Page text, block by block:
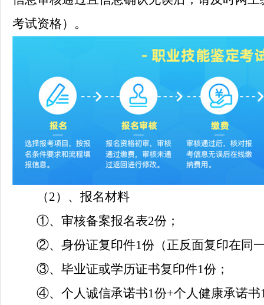
考试资格）。
（2）、报名材料
①、审核备案报名表2份；
②、身份证复印件1份（正反面复印在同
③、毕业证或学历证书复印件1份；
④、个人诚信承诺书1份+个人健康承诺书